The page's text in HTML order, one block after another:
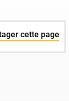
cette page